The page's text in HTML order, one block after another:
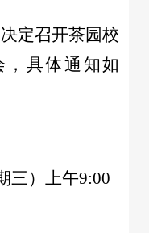
定召开茶园校
具体通知如
三）上午9:00